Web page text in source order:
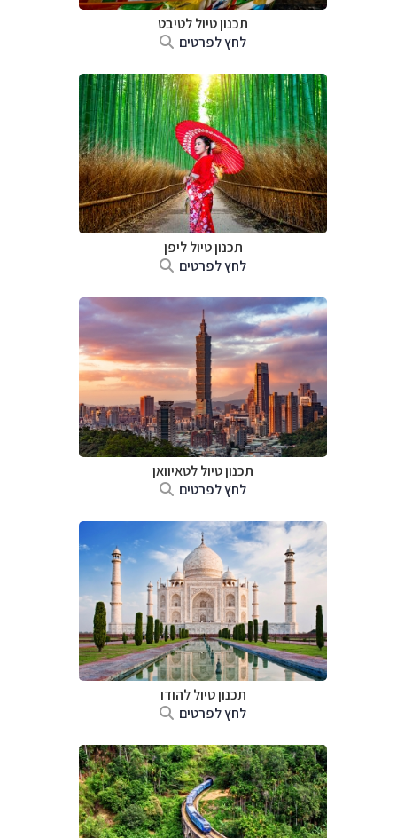
תכנון טיוללטיבט
לחץ לפרטים
תכנון טיולליפן
לחץ לפרטים
תכנון טיוללטאיוואן
לחץ לפרטים
תכנון טיוללהודו
לחץ לפרטים